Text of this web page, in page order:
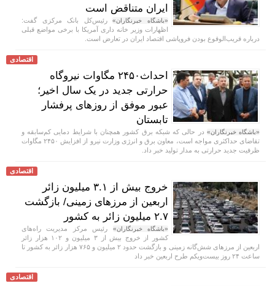
ایران متناقض است
«باشگاه خبرنگاران»رئیس‌کل بانک مرکزی گفت:
اظهارات وزیر خانه داری آمریکا با برخی مواضع قبلی
درباره قریب‌الوقوع بودن فروپاشی اقتصاد ایران در تعارض است.
اقتصادی
احداث۲۴۵۰ مگاوات نیروگاه
حرارتی جدید در یک سال اخیر؛
عبور موفق از روز‌های پرفشار
تابستان
«باشگاه خبرنگاران» در حالی که شبکه برق کشور همچنان با شرایط دمایی کم‌سابقه و
تقاضای حداکثری مواجه است، معاون برق و انرژی وزارت نیرو از افزایش ۲۴۵۰ مگاوات
ظرفیت جدید حرارتی به مدار تولید خبر داد.
اقتصادی
خروج بیش از ۳.۱ میلیون زائر
اربعین از مرزهای زمینی/ بازگشت
۲.۷ میلیون زائر به کشور
«باشگاه خبرنگاران» رئیس مرکز مدیریت راه‌های
کشور از خروج بیش از ۳ میلیون و ۱۰۲ هزار زائر
اربعین از مرزهای شش‌گانه زمینی و بازگشت حدود ۲ میلیون و ۷۶۵ هزار زائر به کشور تا
ساعت ۲۴ روز بیست‌ویکم طرح اربعین خبر داد
اقتصادی